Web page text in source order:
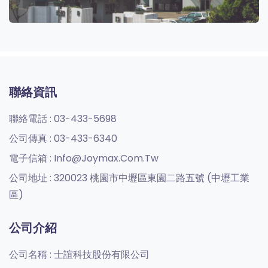
聯絡資訊
聯絡電話 : 03-433-5698
公司傳真 : 03-433-6340
電子信箱 : Info@joymax.com.tw
公司地址 : 320023 桃園市中壢區東園二路五號 (中壢工業
區)
公司介紹
公司名稱 : 士誼科技股份有限公司